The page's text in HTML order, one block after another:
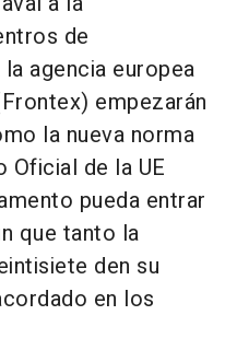
de
agencia europea
empezarán
la nueva norma
Oficial de la UE
pueda entrar
que tanto la
den su
en los